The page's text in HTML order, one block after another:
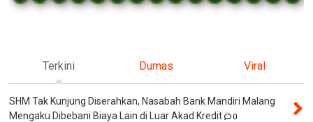
Terkini Dumas Viral
SHM Tak Kunjung Diserahkan, Nasabah Bank Mandiri Malang
Mengaku Dibebani Biaya Lain di Luar Akad Kredit
0